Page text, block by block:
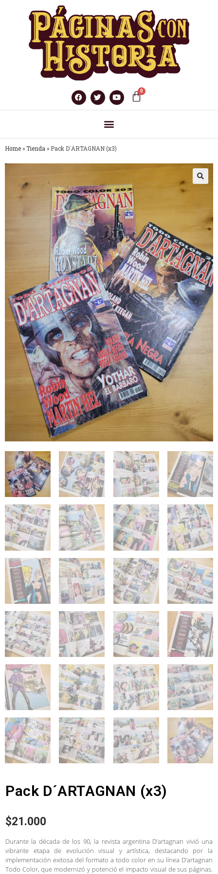
Home » Tienda » Pack D´ARTAGNAN (x3)
Pack D´ARTAGNAN (x3)
$21.000
Durante la década de los 90, la revista argentina D’artagnan vivió una
vibrante etapa de evolución visual y artística, destacando por la
implementación exitosa del formato a todo color en su línea D’artagnan
Todo Color, que modernizó y potenció el impacto visual de sus páginas.